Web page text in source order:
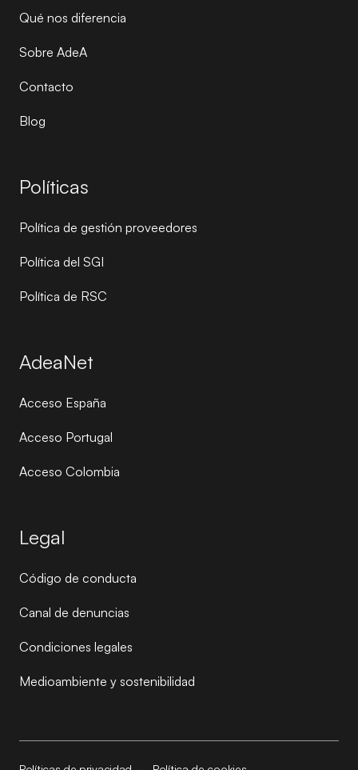
Qué nos diferencia
Sobre AdeA
Contacto
Blog
Políticas
Política de gestión proveedores
Política del SGI
Política de RSC
AdeaNet
Acceso España
Acceso Portugal
Acceso Colombia
Legal
Código de conducta
Canal de denuncias
Condiciones legales
Medioambiente y sostenibilidad